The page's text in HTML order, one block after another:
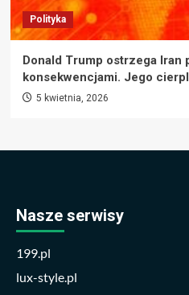
Polityka
Donald Trump ostrzega Iran
konsekwencjami. Jego
5 kwietnia, 2026
Nasze serwisy
199.pl
lux-style.pl